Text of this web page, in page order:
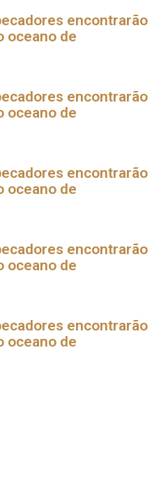
encontrarão
oceano de
encontrarão
oceano de
encontrarão
oceano de
encontrarão
oceano de
encontrarão
oceano de